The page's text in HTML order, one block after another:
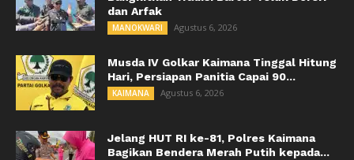
dan Arfak
MANOKWARI Agustus 6, 2026
Musda IV Golkar Kaimana Tinggal Hitung
Hari, Persiapan Panitia Capai 90...
KAIMANA Agustus 6, 2026
Jelang HUT RI ke-81, Polres Kaimana
Bagikan Bendera Merah Putih kepada...